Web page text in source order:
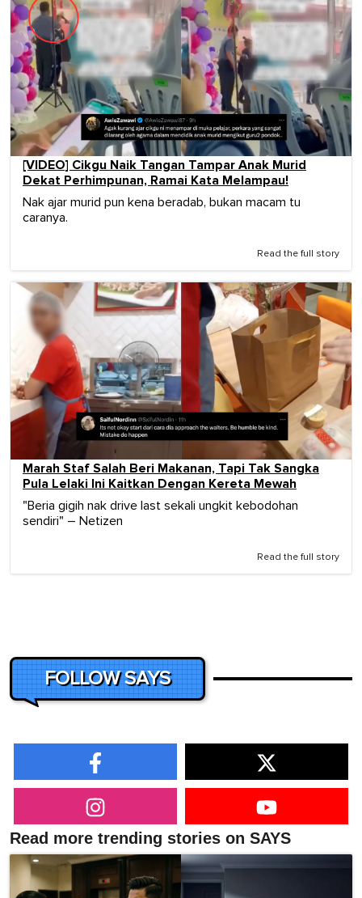
[VIDEO] Cikgu Naik Tangan Tampar Anak Murid
Dekat Perhimpunan, Ramai Kata Melampau!
Nak ajar murid pun kena beradab, bukan macam tu
caranya.
Read the full story
Marah Staf Salah Beri Makanan, Tapi Tak Sangka
Pula Lelaki Ini Kaitkan Dengan Kereta Mewah
"Beria gigih nak drive last sekali ungkit kebodohan
sendiri" – Netizen
Read the full story
FOLLOW SAYS
Read more trending stories on SAYS